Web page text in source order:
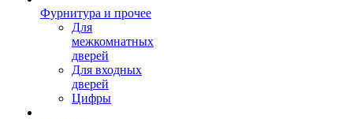
Фурнитура и прочее
Для
межкомнатных
дверей
Для входных
дверей
Цифры